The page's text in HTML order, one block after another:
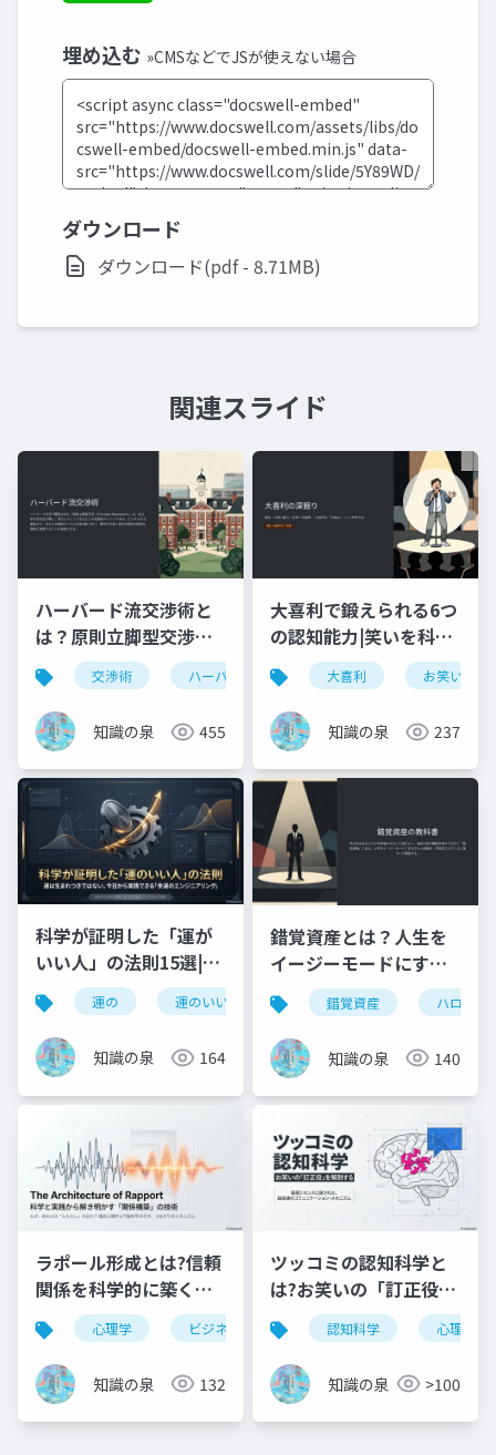
埋め込む »CMSなどでJSが使えない場合
ダウンロード
ダウンロード(pdf - 8.71MB)
関連スライド
ハーバード流交渉術と
は？原則立脚型交渉の4
原則を徹底解説【要
約】
交渉術 ハーバード流交渉術 ビジネススキル
知識の泉 455
大喜利で鍛えられる6つ
の認知能力|笑いを科学
する完全ガイド
大喜利 お笑い
知識の泉 237
科学が証明した「運が
いい人」の法則15選|今
日からできる幸運のエ
ンジニアリング
運の 運のいい日よ 運のいい人 幸運の法
知識の泉 164
錯覚資産とは？人生を
イージーモードにする
「勘違いさせる力」完
全ガイド
錯覚資産 ハロー効
知識の泉 140
ラポール形成とは?信頼
関係を科学的に築く方
法を徹底解説【行動科
学】
心理学 ビジネススキル スキル コミュニ
知識の泉 132
ツッコミの認知科学と
は?お笑いの「訂正役」
を科学的に徹底解説
認知科学 心理学
知識の泉 >100